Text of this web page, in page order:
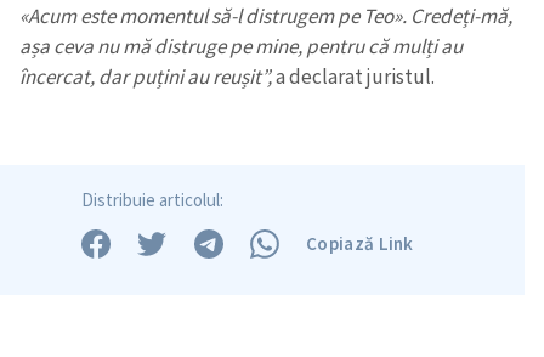
«Acum este momentul să-l distrugem pe Teo». Credeți-mă,
așa ceva nu mă distruge pe mine, pentru că mulți au
încercat, dar puțini au reușit”,a declarat juristul.
Distribuie articolul:
Copiază Link